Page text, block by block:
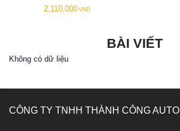
2,110,000 VND
BÀI VIẾT
Không có dữ liệu
CÔNG TY TNHH THÀNH CÔNG AUTO